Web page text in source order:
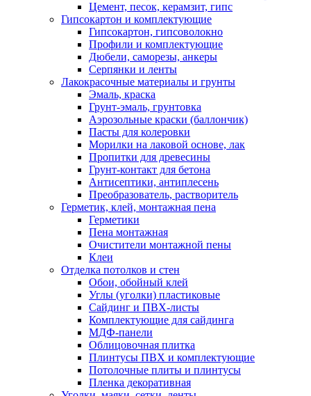
Цемент, песок, керамзит, гипс
Гипсокартон и комплектующие
Гипсокартон, гипсоволокно
Профили и комплектующие
Дюбели, саморезы, анкеры
Серпянки и ленты
Лакокрасочные материалы и грунты
Эмаль, краска
Грунт-эмаль, грунтовка
Аэрозольные краски (баллончик)
Пасты для колеровки
Морилки на лаковой основе, лак
Пропитки для древесины
Грунт-контакт для бетона
Антисептики, антиплесень
Преобразователь, растворитель
Герметик, клей, монтажная пена
Герметики
Пена монтажная
Очистители монтажной пены
Клеи
Отделка потолков и стен
Обои, обойный клей
Углы (уголки) пластиковые
Сайдинг и ПВХ-листы
Комплектующие для сайдинга
МДФ-панели
Облицовочная плитка
Плинтусы ПВХ и комплектующие
Потолочные плиты и плинтусы
Пленка декоративная